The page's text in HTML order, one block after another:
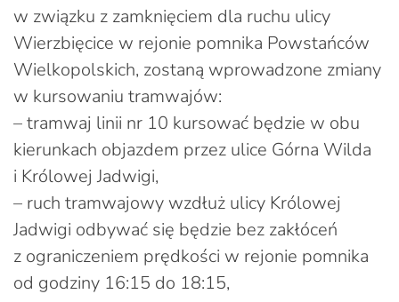
w związku z zamknięciem dla ruchu ulicy
Wierzbięcice w rejonie pomnika Powstańców
Wielkopolskich, zostaną wprowadzone zmiany
w kursowaniu tramwajów:
– tramwaj linii nr 10 kursować będzie w obu
kierunkach objazdem przez ulice Górna Wilda
i Królowej Jadwigi,
– ruch tramwajowy wzdłuż ulicy Królowej
Jadwigi odbywać się będzie bez zakłóceń
z ograniczeniem prędkości w rejonie pomnika
od godziny 16:15 do 18:15,